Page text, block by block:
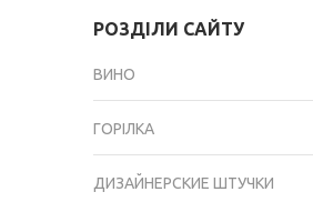
РОЗДІЛИ САЙТУ
ВИНО
ГОРІЛКА
ДИЗАЙНЕРСКИЕ ШТУЧКИ